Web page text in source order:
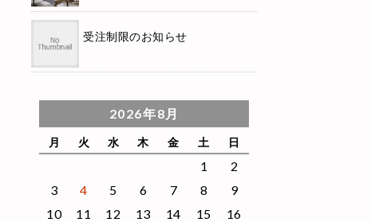
受注制限のお知らせ
2026年8月
月 火 水 木 金 土 日
1
2
3
4 5 6 7 8
9
10
11 12 13 14 15
16